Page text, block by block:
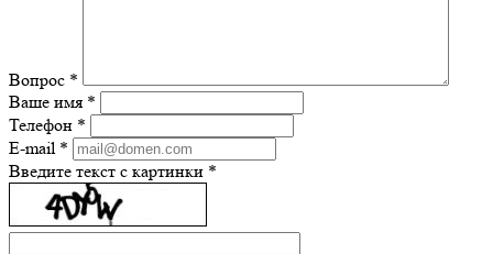
Вопрос *
Ваше имя *
Телефон *
E-mail *
Введите текст с картинки *